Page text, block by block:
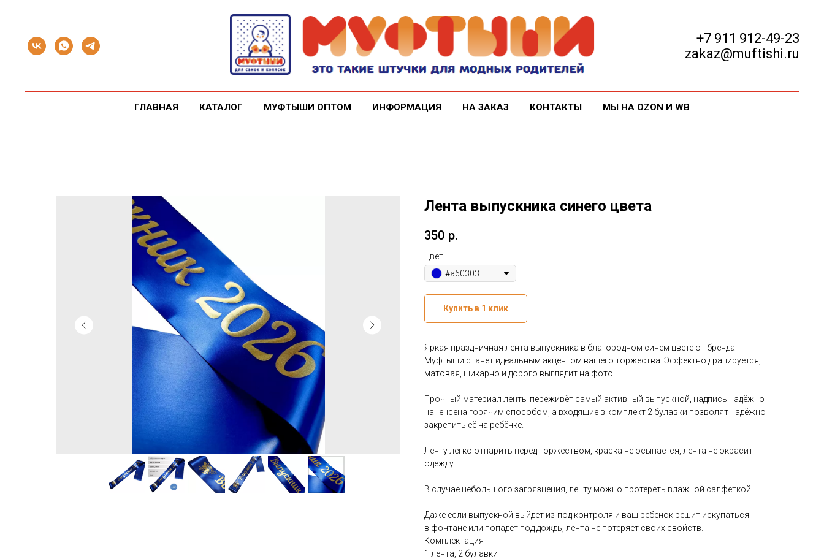
+7 911 912-49-23
zakaz@muftishi.ru
ГЛАВНАЯ КАТАЛОГ МУФТЫШИ ОПТОМ ИНФОРМАЦИЯ НА ЗАКАЗ КОНТАКТЫ МЫ НА OZON И WB
Лента выпускника синего цвета
350 р.
Цвет
#a60303
Купить в 1 клик
Яркая праздничная лента выпускника в благородном синем цвете от бренда
Муфтыши станет идеальным акцентом вашего торжества. Эффектно драпируется,
матовая, шикарно и дорого выглядит на фото.
Прочный материал ленты переживёт самый активный выпускной, надпись надёжно
наненсена горячим способом, а входящие в комплект 2 булавки позволят надёжно
закрепить её на ребёнке.
Ленту легко отпарить перед торжеством, краска не осыпается, лента не окрасит
одежду.
В случае небольшого загрязнения, ленту можно протереть влажной салфеткой.
Даже если выпускной выйдет из-под контроля и ваш ребенок решит искупаться
в фонтане или попадет под дождь, лента не потеряет своих свойств.
Комплектация
1 лента, 2 булавки